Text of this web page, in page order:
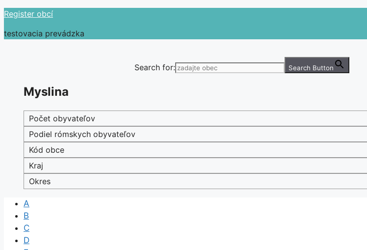
Preskočiť
obsah
Register obcí
testovacia prevádzka
Search for: Search Button
Myslina
Počet obyvateľov
Podiel rómskych obyvateľov
Kód obce
Kraj
Okres
A
B
C
D